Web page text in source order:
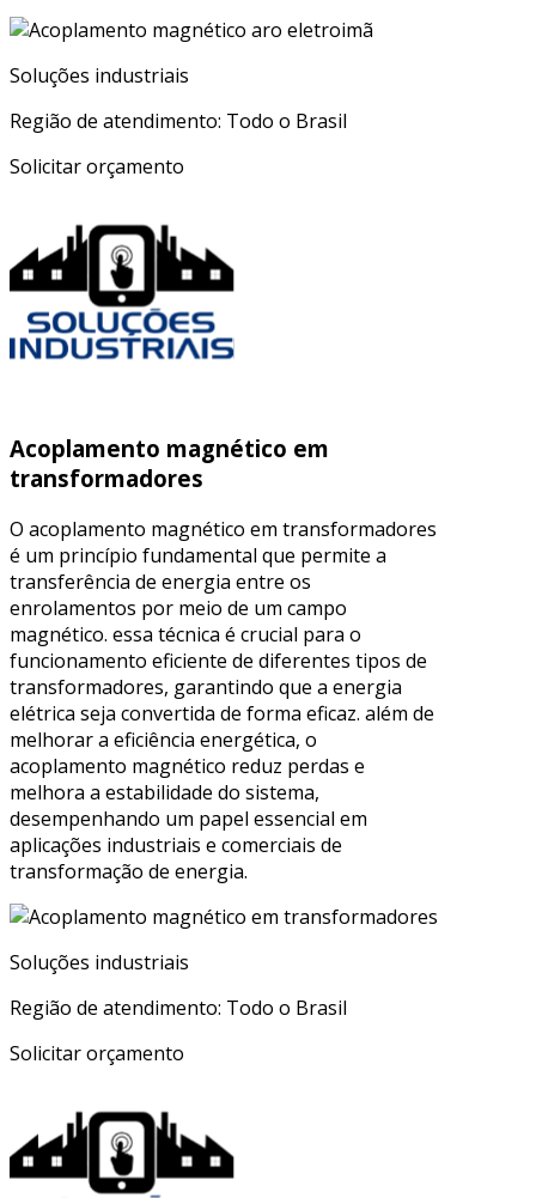
Soluções industriais
Região de atendimento: Todo o Brasil
Solicitar orçamento
Acoplamento magnético em
transformadores
O acoplamento magnético em transformadores
é um princípio fundamental que permite a
transferência de energia entre os
enrolamentos por meio de um campo
magnético. essa técnica é crucial para o
funcionamento eficiente de diferentes tipos de
transformadores, garantindo que a energia
elétrica seja convertida de forma eficaz. além de
melhorar a eficiência energética, o
acoplamento magnético reduz perdas e
melhora a estabilidade do sistema,
desempenhando um papel essencial em
aplicações industriais e comerciais de
transformação de energia.
Soluções industriais
Região de atendimento: Todo o Brasil
Solicitar orçamento